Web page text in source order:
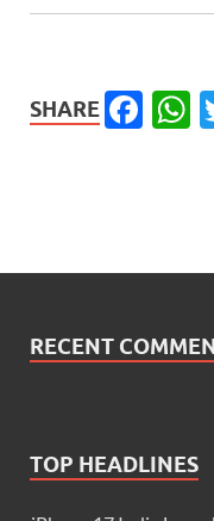
SHARE
RECENT
TOP HEADLINES